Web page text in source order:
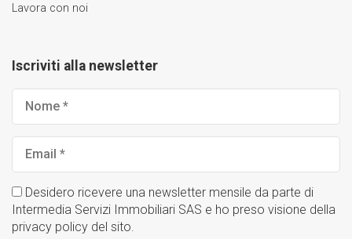
Lavora con noi
Iscriviti alla newsletter
Nome
Email
Desidero ricevere una newsletter mensile da parte di
Intermedia Servizi Immobiliari SAS e ho preso visione della
privacy policy del sito.